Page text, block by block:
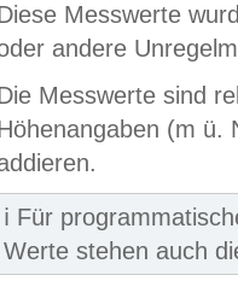
Messwerte
andere
Messwerte sind
(m ü.
ℹ️ Für
Werte stehen auch